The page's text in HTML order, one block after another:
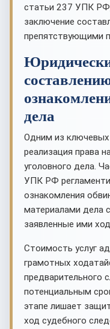
статьи 237 УПК
заключение
препятствующими
дела
Одним из
реализация права
уголовного дела.
УПК РФ
ознакомления
материалами дела
заявленные ими
Стоимость услуг
грамотных
предварительного
потенциальным
этапе лишает
ход судебного